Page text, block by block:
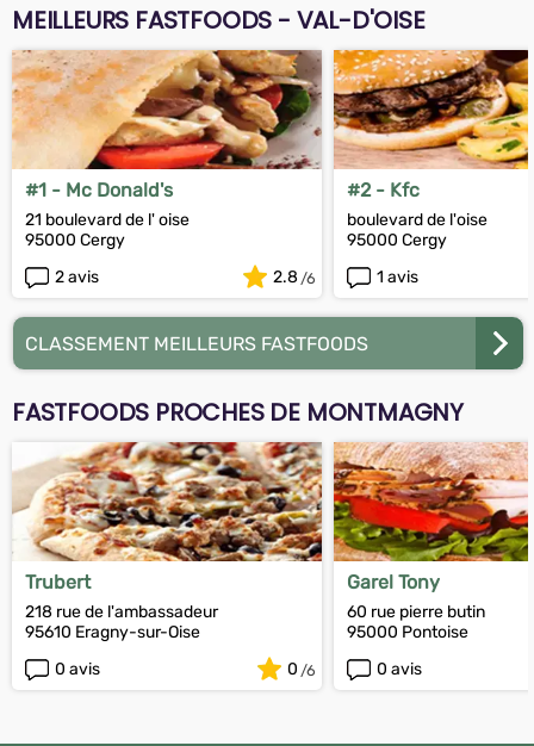
MEILLEURS FASTFOODS - VAL-D'OISE
#1 - Mc Donald's
21 boulevard de l' oise
95000 Cergy
2 avis
2.8
#2 - Kfc
boulevard de l'oise
95000 Cergy
1 avis
CLASSEMENT MEILLEURS FASTFOODS
FASTFOODS PROCHES DE MONTMAGNY
Trubert
218 rue de l'ambassadeur
95610 Eragny-sur-Oise
0 avis
0
Garel Tony
60 rue pierre butin
95000 Pontoise
0 avis